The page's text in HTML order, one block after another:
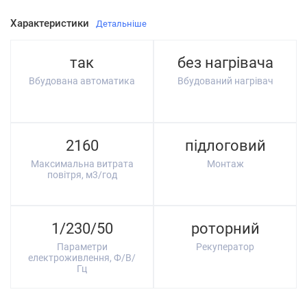
Характеристики Детальніше
так
Вбудована автоматика
без нагрівача
Вбудований нагрівач
2160
Максимальна витрата
повітря, м3/год
підлоговий
Монтаж
1/230/50
Параметри
електроживлення, Ф/В/
Гц
роторний
Рекуператор